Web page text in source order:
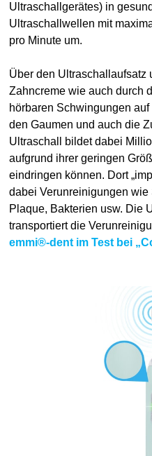
Ultraschallgerätes) in
Ultraschallwellen mit
pro Minute um.
Über den Ultraschallaufsatz
Zahncreme wie auch durch
hörbaren Schwingungen
den Gaumen und auch die
Ultraschall bildet dabei
aufgrund ihrer geringen
eindringen können. Dort
dabei Verunreinigungen
Plaque, Bakterien usw. Die
transportiert die
emmi®-dent im Test bei